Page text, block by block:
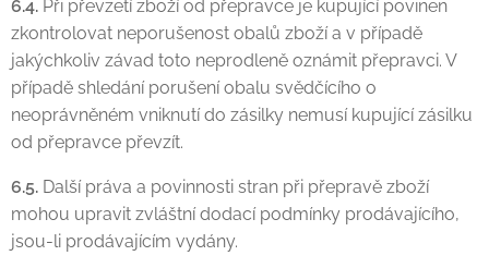
6.4. Při převzetí zboží od přepravce je kupující povinen
zkontrolovat neporušenost obalů zboží a v případě
jakýchkoliv závad toto neprodleně oznámit přepravci. V
případě shledání porušení obalu svědčícího o
neoprávněném vniknutí do zásilky nemusí kupující zásilku
od přepravce převzít.
6.5. Další práva a povinnosti stran při přepravě zboží
mohou upravit zvláštní dodací podmínky prodávajícího,
jsou-li prodávajícím vydány.